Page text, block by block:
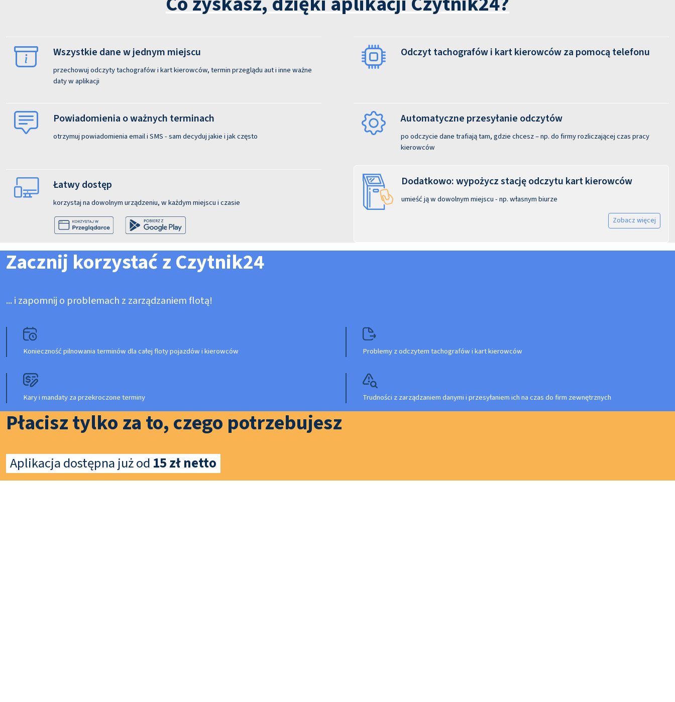
Wszystkie dane w jednym miejscu
przechowuj odczyty tachografów i kart kierowców, termin przeglądu aut i inne ważne
daty w aplikacji
Odczyt tachografów i kart kierowców za pomocą telefonu
Powiadomienia o ważnych terminach
otrzymuj powiadomienia email i SMS - sam decyduj jakie i jak często
Automatyczne przesyłanie odczytów
po odczycie dane trafiają tam, gdzie chcesz – np. do firmy rozliczającej czas pracy
kierowców
Łatwy dostęp
korzystaj na dowolnym urządzeniu, w każdym miejscu i czasie
Dodatkowo: wypożycz stację odczytu kart kierowców
umieść ją w dowolnym miejscu - np. własnym biurze
Zobacz więcej
Zacznij korzystać z Czytnik24
... i zapomnij o problemach z zarządzaniem flotą!
Konieczność pilnowania terminów dla całej floty pojazdów i kierowców Problemy z odczytem tachografów i kart kierowców
Kary i mandaty za przekroczone terminy Trudności z zarządzaniem danymi i przesyłaniem ich na czas do firm zewnętrznych
Płacisz tylko za to, czego potrzebujesz
Aplikacja dostępna już od 15 zł netto